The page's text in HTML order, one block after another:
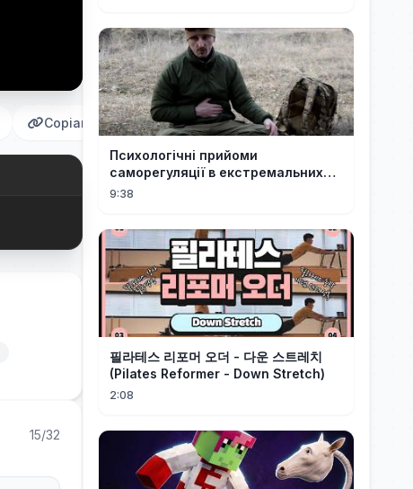
Copiar
15/32
Психологічні прийоми
саморегуляції в екстремальних
умовах
9:38
필라테스 리포머 오더 - 다운 스트레치
(Pilates Reformer - Down Stretch)
2:08